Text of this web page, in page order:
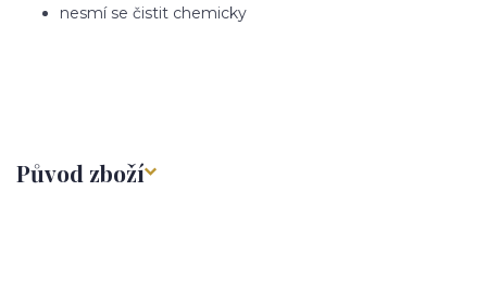
nesmí se čistit chemicky
Původ zboží